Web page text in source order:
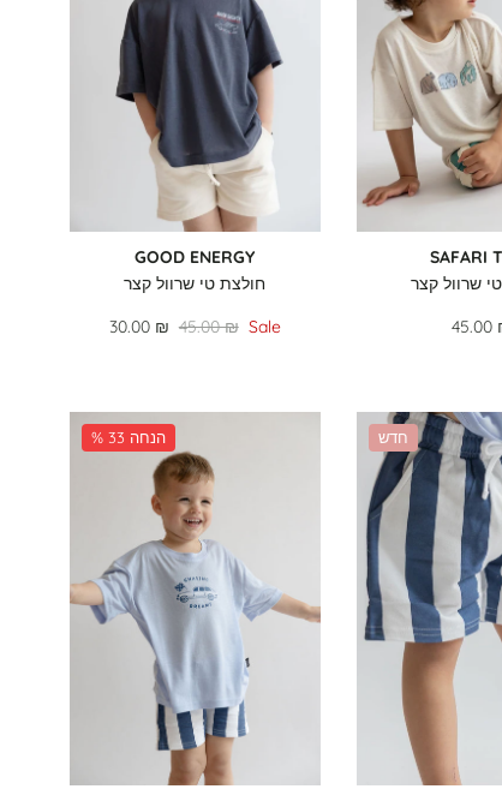
GOOD ENERGY
חולצת טי שרוול קצר
30.00 ₪ 45.00 ₪ Sale
SAFARI
שרוול קצר
45.00
% 33 הנחה חדש